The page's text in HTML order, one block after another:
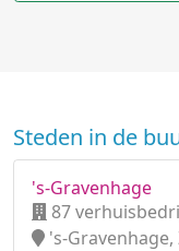
Steden in de
's-Gravenhage
87
's-